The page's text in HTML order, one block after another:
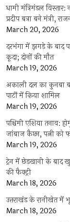
धामी मंत्रिमंडल
प्रदीप बत्रा बने मंत्री,
March 20, 2026
दरभंगा में झगड़े के बाद
कूदा; दोनों की मौत
March 19, 2026
अकाली दल का कुनबा
पार्टी में किया शामिल
March 19, 2026
पश्चिमी एशिया
जांबाज कैप्टन, पत्नी को
March 19, 2026
ट्रेन में छेड़खानी के
की फैक्ट्री
March 18, 2026
उत्तराखंड के रानीखेत
March 18, 2026